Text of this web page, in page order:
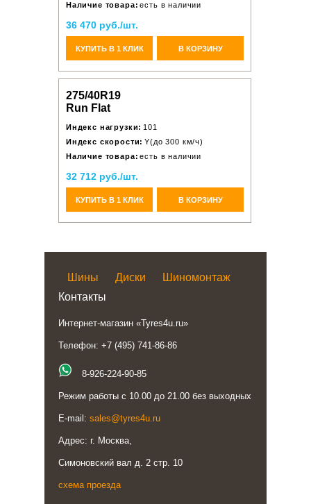
Наличие товара: есть в наличии
36 470 руб./шт.
КУПИТЬ В 1 КЛИК В КОРЗИНУ
275/40R19
Run Flat
Индекс нагрузки: 101
Индекс скорости: Y(до 300 км/ч)
Наличие товара: есть в наличии
32 712 руб./шт.
КУПИТЬ В 1 КЛИК В КОРЗИНУ
Шины Диски
Шиномонтаж
Контакты
Интернет-магазин «Tyres4u.ru»
Телефон: +7 (495) 741-86-86
8-926-224-90-85
Режим работы с 10.00 до 21.00 без выходных
E-mail: sales@tyres4u.ru
Адрес: г. Москва,
Симоновский вал д. 2 стр. 10
схема проезда